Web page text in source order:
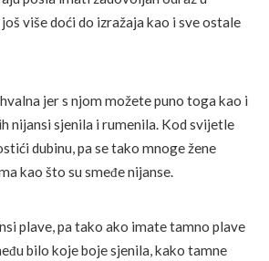
više doći do izražaja kao i sve ostale
jer s njom možete puno toga kao i
nijansi sjenila i rumenila. Kod svijetle
dubinu, pa se tako mnoge žene
kao što su smeđe nijanse.
plave, pa tako ako imate tamno plave
bilo koje boje sjenila, kako tamne